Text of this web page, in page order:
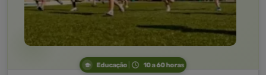
Educação 10 a 60 horas